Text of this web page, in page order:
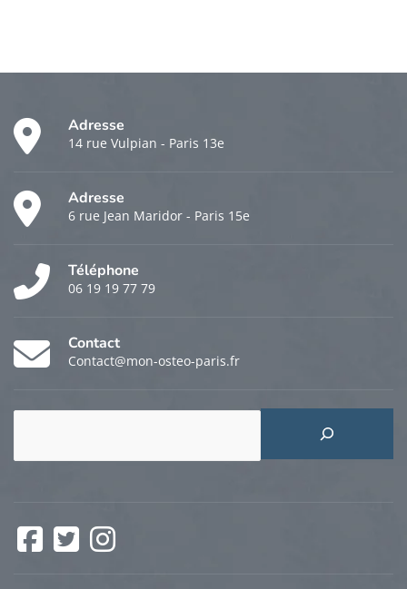
Adresse
14 rue Vulpian - Paris 13e
Adresse
6 rue Jean Maridor - Paris 15e
Téléphone
06 19 19 77 79
Contact
Contact@mon-osteo-paris.fr
Facebook